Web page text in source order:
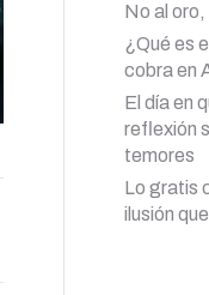
No al
¿Qué es
cobra en
El día en
reflexión
temores
Lo gratis
ilusión